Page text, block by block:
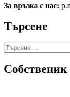
За връзка с нас:
Търсене
Търсене
за:
Собственик